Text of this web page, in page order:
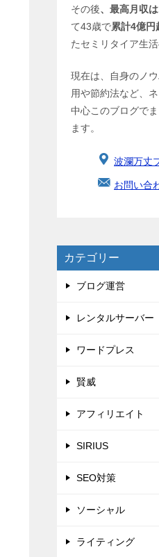
その後、最高月収
て43歳で累計4億円
たセミリタイア生活
現在は、自身のノ
用や節約法など、
中心このブログで
ます。
波瀾万丈
お問い合
カテゴリー
ブログ運営
レンタルサーバー
ワードプレス
賢威
アフィリエイト
SIRIUS
SEO対策
ソーシャル
ライティング